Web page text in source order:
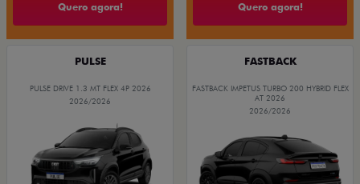
Quero agora! Quero agora!
PULSE
PULSE DRIVE 1.3 MT FLEX 4P 2026
2026/2026
FASTBACK
FASTBACK IMPETUS TURBO 200 HYBRID FLEX
AT 2026
2026/2026